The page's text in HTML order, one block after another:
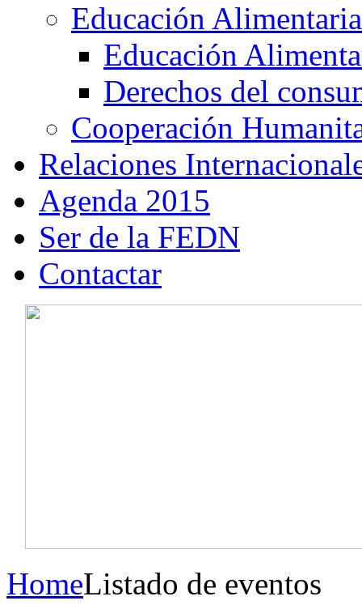
Educación Alimentaria
Educación
Derechos del
Cooperación
Relaciones
Agenda 2015
Ser de la FEDN
Contactar
HomeListado de eventos